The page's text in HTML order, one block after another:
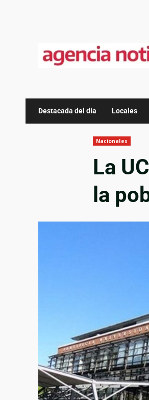
Destacada del día Locales
Nacionales
La
la